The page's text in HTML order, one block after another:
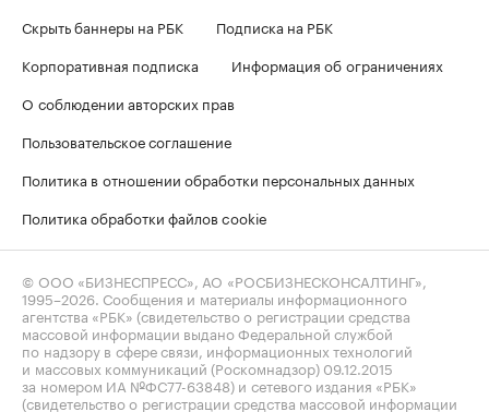
Скрыть баннеры на РБК
Подписка на РБК
Корпоративная подписка
Информация об ограничениях
О соблюдении авторских прав
Пользовательское соглашение
Политика в отношении обработки персональных данных
Политика обработки файлов cookie
© ООО «БИЗНЕСПРЕСС», АО «РОСБИЗНЕСКОНСАЛТИНГ»,
1995–2026 . Сообщения и материалы информационного
агентства «РБК» (свидетельство о регистрации средства
массовой информации выдано Федеральной службой
по надзору в сфере связи, информационных технологий
и массовых коммуникаций (Роскомнадзор) 09.12.2015
за номером ИА №ФС77-63848) и сетевого издания «РБК»
(свидетельство о регистрации средства массовой информации